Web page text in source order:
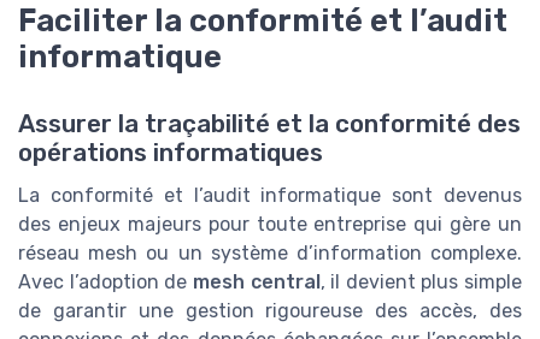
Faciliter la conformité et l’audit
informatique
Assurer la traçabilité et la conformité des
opérations informatiques
La conformité et l’audit informatique sont devenus
des enjeux majeurs pour toute entreprise qui gère un
réseau mesh ou un système d’information complexe.
Avec l’adoption de mesh central, il devient plus simple
de garantir une gestion rigoureuse des accès, des